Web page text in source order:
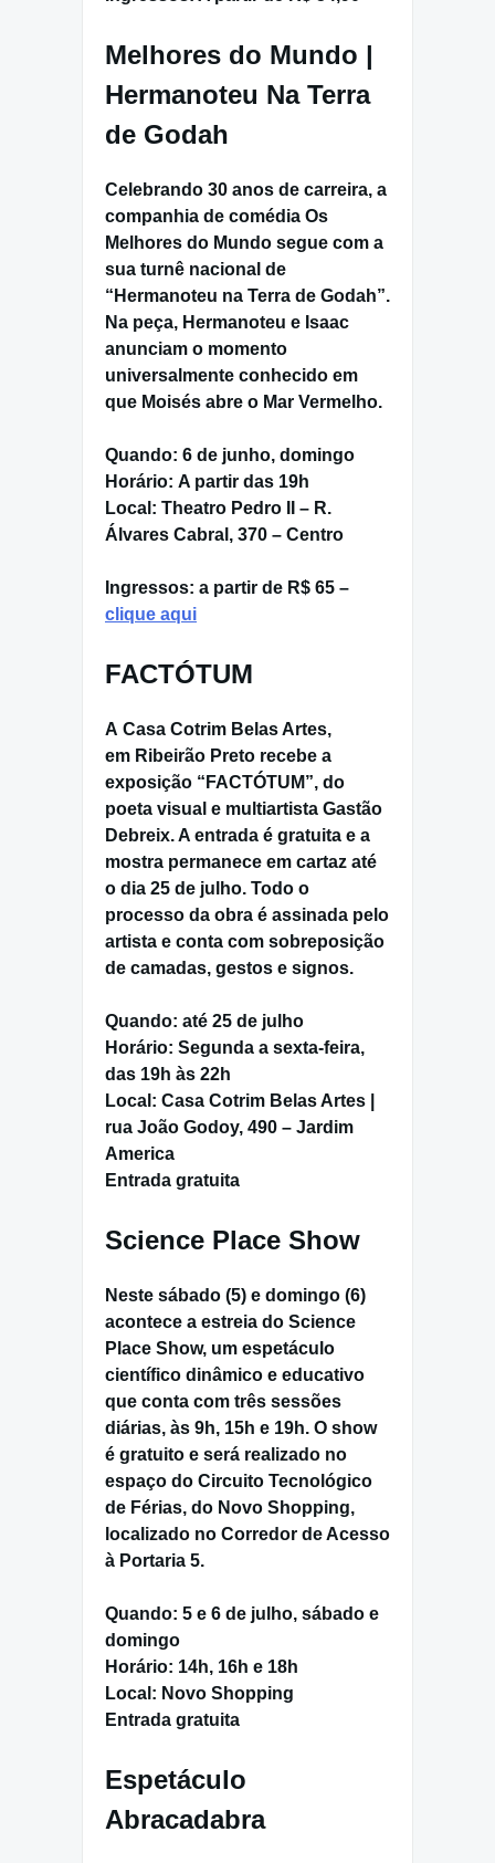
Melhores do Mundo |
Hermanoteu Na Terra
de Godah
Celebrando 30 anos de carreira, a
companhia de comédia Os
Melhores do Mundo segue com a
sua turnê nacional de
“ Hermanoteu na Terra de Godah”.
Na peça, Hermanoteu e Isaac
anunciam o momento
universalmente conhecido em
que Moisés abre o Mar Vermelho.
Quando: 6 de junho, domingo
Horário: A partir das 19h
Local: Theatro Pedro II – R.
Álvares Cabral, 370 – Centro
Ingressos: a partir de R$ 65 –
clique aqui
FACTÓTUM
A Casa Cotrim Belas Artes,
em Ribeirão Preto recebe a
exposição “ FACTÓTUM”, do
poeta visual e multiartista Gastão
Debreix. A entrada é gratuita e a
mostra permanece em cartaz até
o dia 25 de julho. Todo o
processo da obra é assinada pelo
artista e conta com sobreposição
de camadas, gestos e signos.
Quando: até 25 de julho
Horário: Segunda a sexta-feira,
das 19h às 22h
Local: Casa Cotrim Belas Artes |
rua João Godoy, 490 – Jardim
America
Entrada gratuita
Science Place Show
Neste sábado (5) e domingo (6)
acontece a estreia do Science
Place Show, um espetáculo
científico dinâmico e educativo
que conta com três sessões
diárias, às 9h, 15h e 19h. O show
é gratuito e será realizado no
espaço do Circuito Tecnológico
de Férias, do Novo Shopping,
localizado no Corredor de Acesso
à Portaria 5.
Quando: 5 e 6 de julho, sábado e
domingo
Horário: 14h, 16h e 18h
Local: Novo Shopping
Entrada gratuita
Espetáculo
Abracadabra